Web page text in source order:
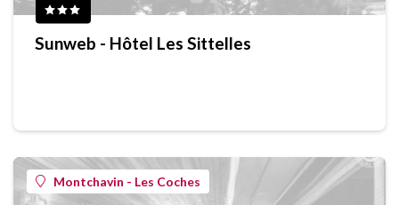
Sunweb - Hôtel Les Sittelles
Montchavin - Les Coches